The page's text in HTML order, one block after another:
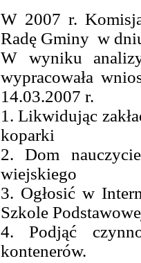
W 2007 r.
Radę Gminy w
W wyniku
wypracowała
14.03.2007 r.
1. Likwidując
koparki
2. Dom
wiejskiego
3. Ogłosić w
Szkole
4. Podjąć
kontenerów.